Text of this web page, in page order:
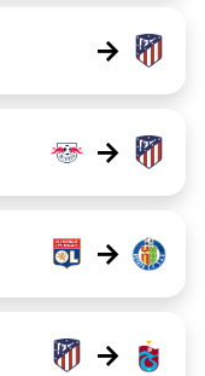
→
→
→
→